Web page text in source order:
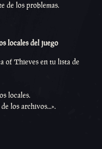
de los problemas.
locales del juego
of Thieves en tu lista de
locales.
los archivos...».